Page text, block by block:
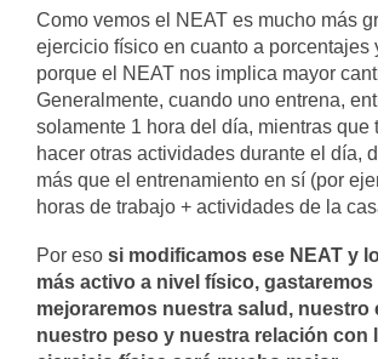
Como vemos el NEAT es mucho más
ejercicio físico en cuanto a porcentajes
porque el NEAT nos implica mayor
Generalmente, cuando uno entrena,
solamente 1 hora del día, mientras que
hacer otras actividades durante el día,
más que el entrenamiento en sí (por
horas de trabajo + actividades de la
Por eso si modificamos ese NEAT y
más activo a nivel físico, gastaremos
mejoraremos nuestra salud, nuestro
nuestro peso y nuestra relación con